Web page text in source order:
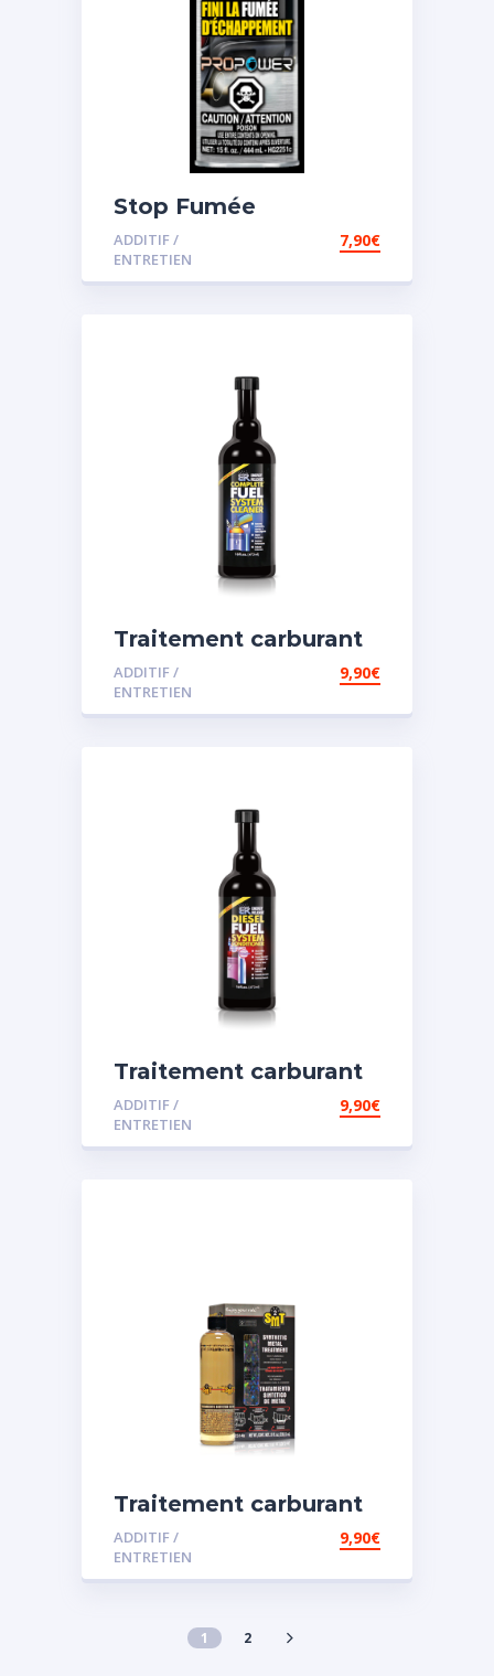
Stop Fumée
ADDITIF /
ENTRETIEN
7,90€
Traitement carburant
diesel et essence
ADDITIF /
ENTRETIEN
9,90€
Traitement carburant
spécial diesel
ADDITIF /
ENTRETIEN
9,90€
Traitement carburant
spécial essence
ADDITIF /
ENTRETIEN
9,90€
1 2